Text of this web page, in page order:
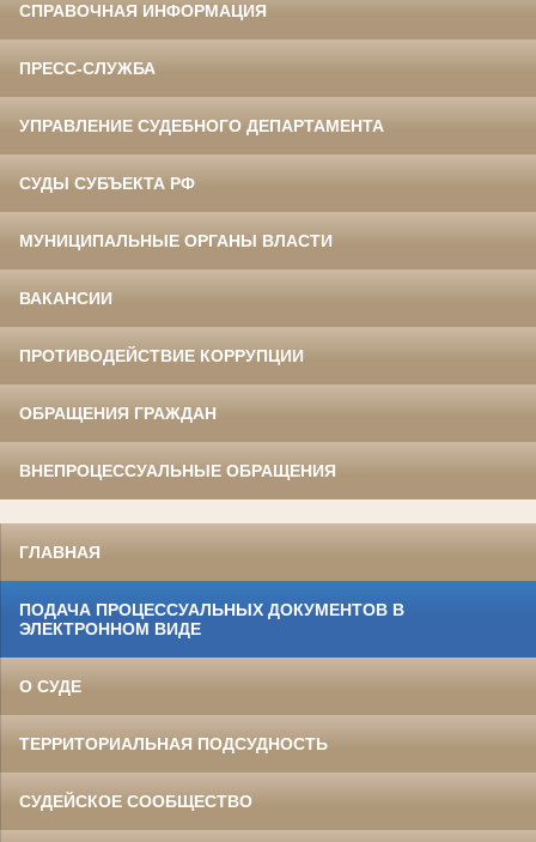
СПРАВОЧНАЯ ИНФОРМАЦИЯ
ПРЕСС-СЛУЖБА
УПРАВЛЕНИЕ СУДЕБНОГО ДЕПАРТАМЕНТА
СУДЫ СУБЪЕКТА РФ
МУНИЦИПАЛЬНЫЕ ОРГАНЫ ВЛАСТИ
ВАКАНСИИ
ПРОТИВОДЕЙСТВИЕ КОРРУПЦИИ
ОБРАЩЕНИЯ ГРАЖДАН
ВНЕПРОЦЕССУАЛЬНЫЕ ОБРАЩЕНИЯ
ГЛАВНАЯ
ПОДАЧА ПРОЦЕССУАЛЬНЫХ ДОКУМЕНТОВ В
ЭЛЕКТРОННОМ ВИДЕ
О СУДЕ
ТЕРРИТОРИАЛЬНАЯ ПОДСУДНОСТЬ
СУДЕЙСКОЕ СООБЩЕСТВО